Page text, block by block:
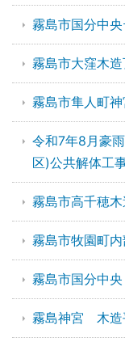
霧島市国分中
霧島市大窪木
霧島市隼人町
令和7年8月豪
区)公共解体工
霧島市高千穂
霧島市牧園町
霧島市国分中
霧島神宮 木造